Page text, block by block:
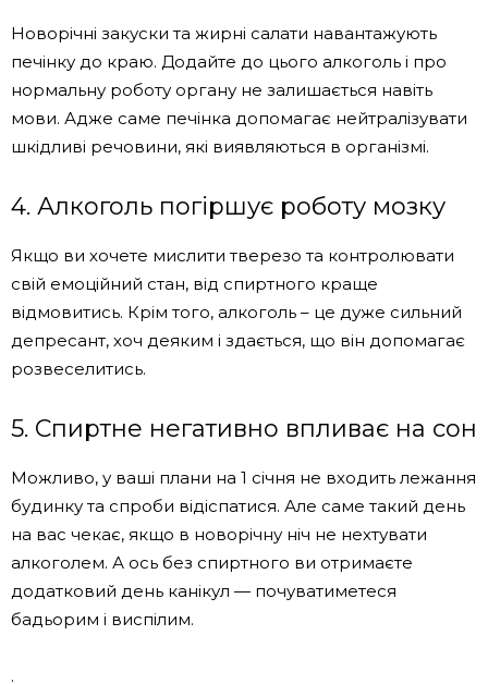
Новорічні закуски та жирні салати навантажують
печінку до краю. Додайте до цього алкоголь і про
нормальну роботу органу не залишається навіть
мови. Адже саме печінка допомагає нейтралізувати
шкідливі речовини, які виявляються в організмі.
4. Алкоголь погіршує роботу мозку
Якщо ви хочете мислити тверезо та контролювати
свій емоційний стан, від спиртного краще
відмовитись. Крім того, алкоголь – це дуже сильний
депресант, хоч деяким і здається, що він допомагає
розвеселитись.
5. Спиртне негативно впливає на сон
Можливо, у ваші плани на 1 січня не входить лежання
будинку та спроби відіспатися. Але саме такий день
на вас чекає, якщо в новорічну ніч не нехтувати
алкоголем. А ось без спиртного ви отримаєте
додатковий день канікул — почуватиметеся
бадьорим і виспілим.
.